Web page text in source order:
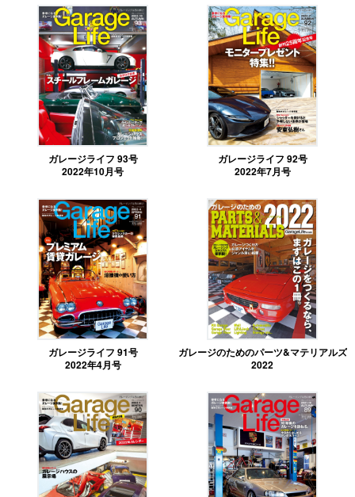
ガレージライフ 93号
2022年10月号
ガレージライフ 92号
2022年7月号
ガレージライフ 91号
2022年4月号
ガレージのためのパーツ&マテリアルズ
2022